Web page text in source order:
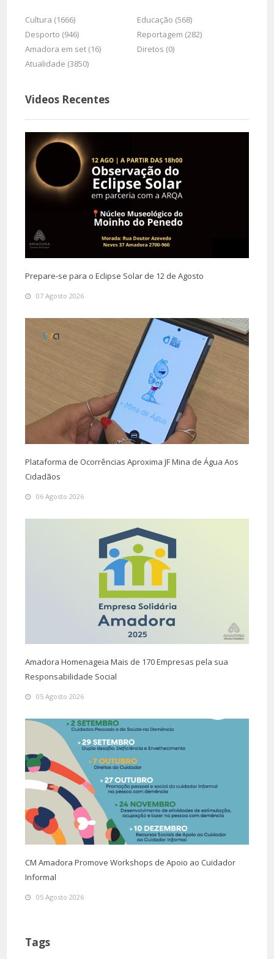
Cultura (1666)
Educação (568)
Desporto (946)
Reportagem (282)
Amadora em set (16)
Diretos (0)
Atualidade (3850)
Videos Recentes
Prepare-se para o Eclipse Solar de 12 de Agosto
07 Agosto 2026
Plataforma de Ocorrências Aproxima JF Mina de Água Aos
Cidadãos
06 Agosto 2026
Amadora Homenageia Mais de 170 Empresas pela sua
Responsabilidade Social
05 Agosto 2026
CM Amadora Promove Workshops de Apoio ao Cuidador
Informal
05 Agosto 2026
Tags